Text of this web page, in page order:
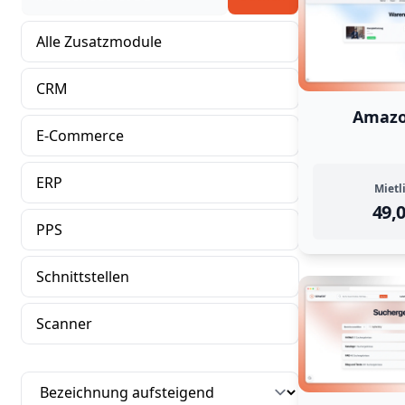
Alle Zusatzmodule
CRM
E-Commerce
ERP
PPS
Schnittstellen
Scanner
Sortierung